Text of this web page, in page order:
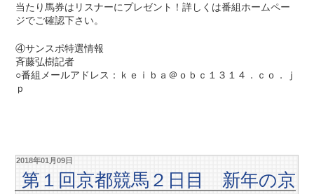
当たり馬券はリスナーにプレゼント！詳しくは番組ホームペー
ジでご確認下さい。
④サンスポ特選情報
斉藤弘樹記者
○番組メールアドレス：ｋｅｉｂａ＠ｏｂｃ１３１４．ｃｏ．ｊ
ｐ
2018年01月09日
第１回京都競馬２日目 新年の京